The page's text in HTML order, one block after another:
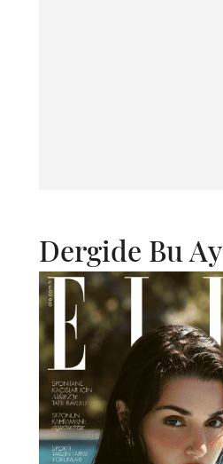
Dergide Bu Ay